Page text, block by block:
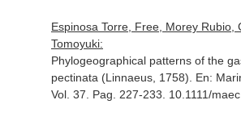
Espinosa Torre, Free, Morey Rubio,
Tomoyuki:
Phylogeographical patterns of the
pectinata (Linnaeus, 1758). En:
Vol. 37. Pag. 227-233. 10.1111/